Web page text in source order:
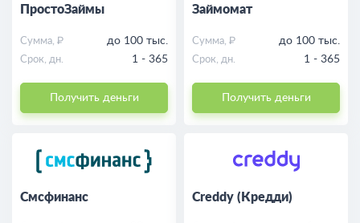
ПростоЗаймы
Сумма, ₽ до 100 тыс.
Срок, дн. 1 - 365
Получить деньги
Займомат
Сумма, ₽ до 100 тыс.
Срок, дн. 1 - 365
Получить деньги
Смсфинанс Creddy (Кредди)